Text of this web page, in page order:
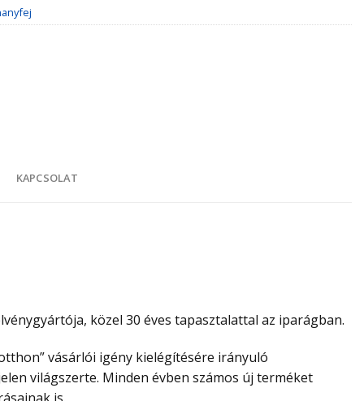
KAPCSOLAT
közel 30 éves tapasztalattal az iparágban.
vásárlói igény kielégítésére irányuló
világszerte. Minden évben számos új terméket